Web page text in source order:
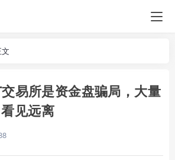
易所是资金盘骗局，大量
见远离